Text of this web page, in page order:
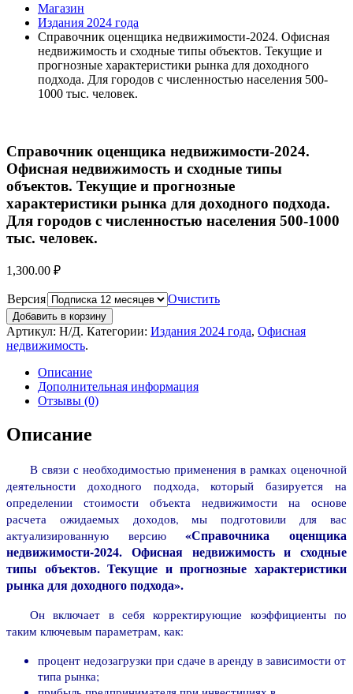
Магазин
Издания 2024 года
Справочник оценщика недвижимости-2024. Офисная
недвижимость и сходные типы объектов. Текущие и
прогнозные характеристики рынка для доходного
подхода. Для городов с численностью населения 500-
1000 тыс. человек.
Справочник оценщика недвижимости-2024.
Офисная недвижимость и сходные типы
объектов. Текущие и прогнозные
характеристики рынка для доходного подхода.
Для городов с численностью населения 500-1000
тыс. человек.
1,300.00 ₽
Версия Очистить
Добавить в корзину
Артикул: Н/Д. Категории: Издания 2024 года, Офисная
недвижимость.
Описание
Дополнительная информация
Отзывы (0)
Описание
В связи с необходимостью применения в рамках оценочной
деятельности доходного подхода, который базируется на
определении стоимости объекта недвижимости на основе
расчета ожидаемых доходов, мы подготовили для вас
актуализированную версию«Справочника оценщика
недвижимости-2024. Офисная недвижимость и сходные
типы объектов. Текущие и прогнозные характеристики
рынка для доходного подхода».
Он включает в себя корректирующие коэффициенты по
таким ключевым параметрам, как:
процент недозагрузки при сдаче в аренду в зависимости от
типа рынка;